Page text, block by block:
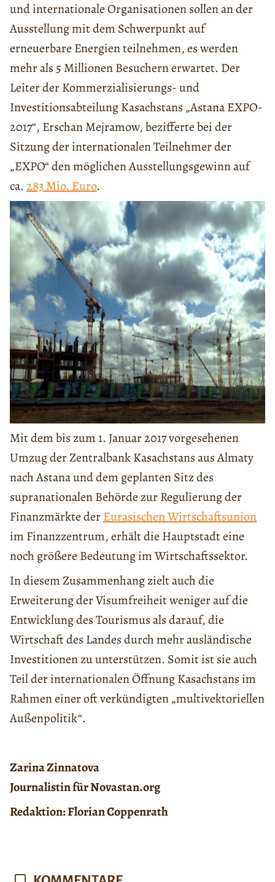
und internationale Organisationen sollen an der
Ausstellung mit dem Schwerpunkt auf
erneuerbare Energien teilnehmen, es werden
mehr als 5 Millionen Besuchern erwartet. Der
Leiter der Kommerzialisierungs- und
Investitionsabteilung Kasachstans „Astana EXPO-
2017“, Erschan Mejramow, bezifferte bei der
Sitzung der internationalen Teilnehmer der
„EXPO“ den möglichen Ausstellungsgewinn auf
ca.283 Mio. Euro.
Mit dem bis zum 1. Januar 2017 vorgesehenen
Umzug der Zentralbank Kasachstans aus Almaty
nach Astana und dem geplanten Sitz des
supranationalen Behörde zur Regulierung der
Finanzmärkte derEurasischen Wirtschaftsunion
im Finanzzentrum, erhält die Hauptstadt eine
noch größere Bedeutung im Wirtschaftssektor.
In diesem Zusammenhang zielt auch die
Erweiterung der Visumfreiheit weniger auf die
Entwicklung des Tourismus als darauf, die
Wirtschaft des Landes durch mehr ausländische
Investitionen zu unterstützen. Somit ist sie auch
Teil der internationalen Öffnung Kasachstans im
Rahmen einer oft verkündigten „multivektoriellen
Außenpolitik“.
Zarina Zinnatova
Journalistin für Novastan.org
Redaktion: Florian Coppenrath